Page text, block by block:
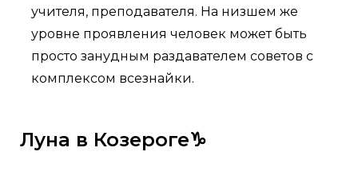
учителя, преподавателя. На низшем же
уровне проявления человек может быть
просто занудным раздавателем советов с
комплексом всезнайки.
Луна в Козероге♑